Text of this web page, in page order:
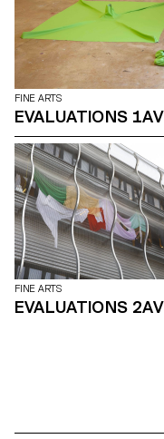
FINE ARTS
EVALUATIONS 1AV
FINE ARTS
EVALUATIONS 2AV